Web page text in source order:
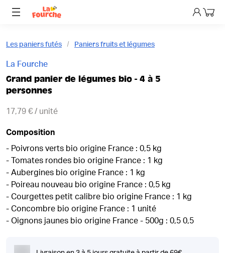
Mon
Les paniers futés Paniers fruits et légumes
La Fourche
Grand panier de légumes bio - 4 à 5
personnes
17,79 € / unité
Composition
- Poivrons verts bio origine France : 0,5 kg
- Tomates rondes bio origine France : 1 kg
- Aubergines bio origine France : 1 kg
- Poireau nouveau bio origine France : 0,5 kg
- Courgettes petit calibre bio origine France : 1 kg
- Concombre bio origine France : 1 unité
- Oignons jaunes bio origine France - 500g : 0,5 0,5